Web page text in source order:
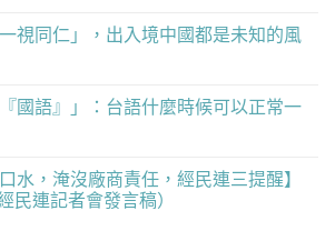
視同仁」，出入境中國都是未知的風
『國語』」：台語什麼時候可以正常一
水，淹沒廠商責任，經民連三提醒】
民連記者會發言稿）